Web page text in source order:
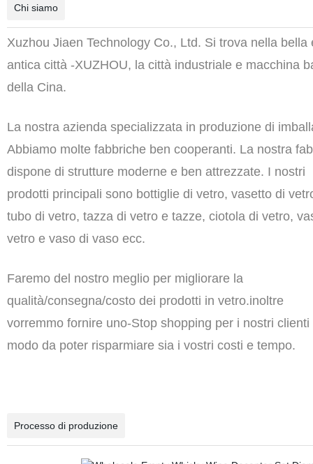
Chi siamo
Xuzhou Jiaen Technology Co., Ltd. Si trova nellabella
antica città-XUZHOU, la città industriale e macchina
della Cina.
La nostra aziendaspecializzata in produzione di
Abbiamo molte fabbriche ben cooperanti. La nostra
disponedi strutture moderne e ben attrezzate. I nostri
prodotti principali sono bottiglie di vetro, vasetto di
tubo di vetro, tazza di vetro e tazze, ciotola di vetro,
vetro e vaso di vaso ecc.
Faremodel nostro meglio per migliorarela
qualità/consegna/costodei prodotti in vetro.inoltre
vorremmofornireuno-Stop shopping per i nostri clienti
modo da poter risparmiare sia i vostri costi etempo.
Processo di produzione